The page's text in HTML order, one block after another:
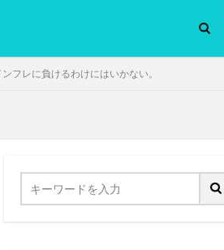
フレに負けるわけにはいかない。
ッカー